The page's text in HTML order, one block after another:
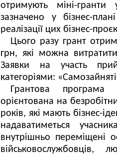
отримують міні-
зазначено у бізнес-
реалізації цих бізнес-
Цього разу грант
грн, які можна
Заявки на участь
категоріями:
Грантова програма
орієнтована на
років, які мають бізнес-
надаватиметься
внутрішньо переміщені